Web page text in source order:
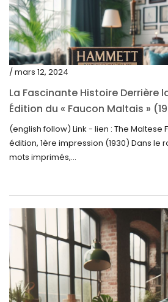
juillet 2023
juin 2023
mai 2023
avril 2023
mars 2023
février 2023
janvier 2023
novembre 2022
octobre 2022
septembre 2022
août 2022
juillet 2022
/ mars 12, 2024
La Fascinante Histoire Derrière
Édition du « Faucon Maltais »
(english follow) Link - lien : The Maltese
édition, 1ère impression (1930) Dans le
mots imprimés,...